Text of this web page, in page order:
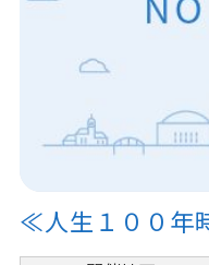
≪人生１００年